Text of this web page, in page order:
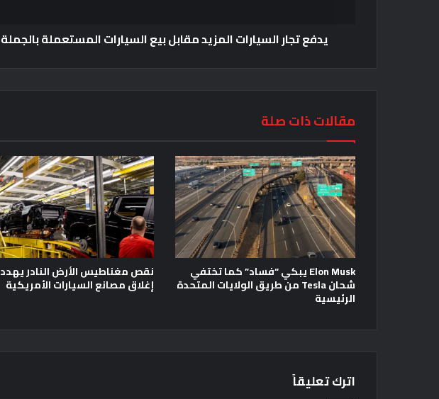
يدفع تجار السيارات المزيد مقابل بيع السيارات المستعملة بالجملة
مقالات ذات صلة
Elon Musk يبكي “فساد” كما تختفي
شحان Tesla من طريق الولايات المتحدة
الرئيسية
نقص مغناطيس الأرض النادر يهدد
إغلاق مصانع السيارات الأمريكية
اترك تعليقاً